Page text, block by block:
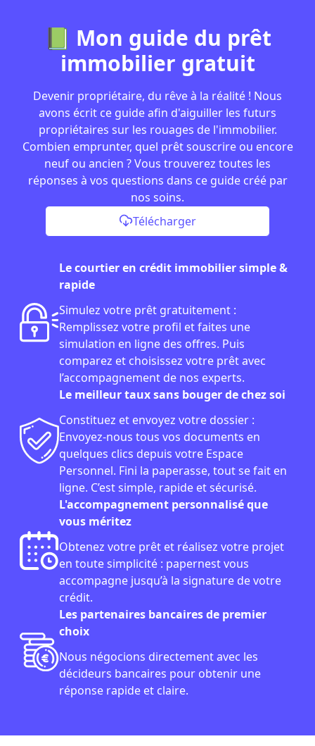
📗 Mon guide du prêt
immobilier gratuit
Devenir propriétaire, du rêve à la réalité ! Nous
avons écrit ce guide afin d'aiguiller les futurs
propriétaires sur les rouages de l'immobilier.
Combien emprunter, quel prêt souscrire ou encore
neuf ou ancien ? Vous trouverez toutes les
réponses à vos questions dans ce guide créé par
nos soins.
Télécharger
Le courtier en crédit immobilier simple &
rapide
Simulez votre prêt gratuitement :
Remplissez votre profil et faites une
simulation en ligne des offres. Puis
comparez et choisissez votre prêt avec
l’accompagnement de nos experts.
Le meilleur taux sans bouger de chez soi
Constituez et envoyez votre dossier :
Envoyez-nous tous vos documents en
quelques clics depuis votre Espace
Personnel. Fini la paperasse, tout se fait en
ligne. C’est simple, rapide et sécurisé.
L'accompagnement personnalisé que
vous méritez
Obtenez votre prêt et réalisez votre projet
en toute simplicité : papernest vous
accompagne jusqu’à la signature de votre
crédit.
Les partenaires bancaires de premier
choix
Nous négocions directement avec les
décideurs bancaires pour obtenir une
réponse rapide et claire.